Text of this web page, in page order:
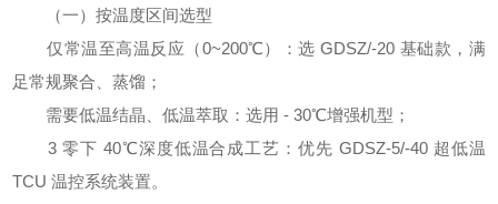
（一）按温度区间选型
仅常温至高温反应（0~200℃）：选 GDSZ/-20 基础款，满
足常规聚合、蒸馏；
需要低温结晶、低温萃取：选用 - 30℃增强机型；
3 零下 40℃深度低温合成工艺：优先 GDSZ-5/-40 超低温
TCU 温控系统装置。